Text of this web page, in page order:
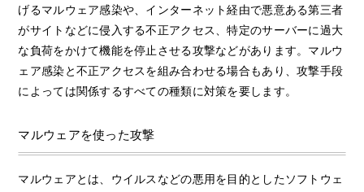
げるマルウェア感染や、インターネット経由で悪意ある第三者
がサイトなどに侵入する不正アクセス、特定のサーバーに過大
な負荷をかけて機能を停止させる攻撃などがあります。マルウ
ェア感染と不正アクセスを組み合わせる場合もあり、攻撃手段
によっては関係するすべての種類に対策を要します。
マルウェアを使った攻撃
マルウェアとは、ウイルスなどの悪用を目的としたソフトウェ